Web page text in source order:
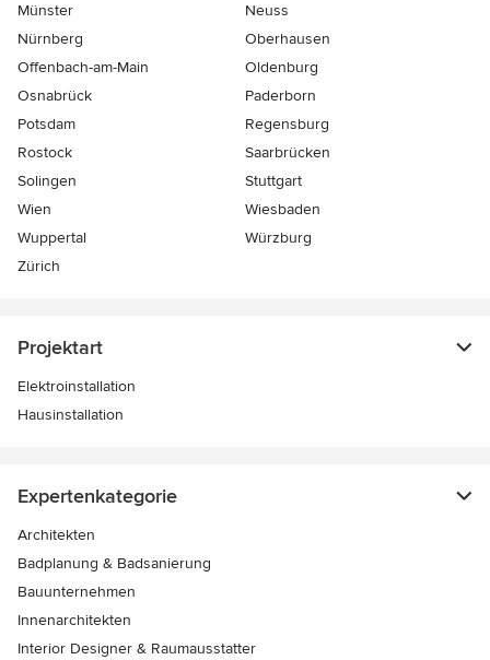
Münster
Neuss
Nürnberg
Oberhausen
Offenbach-am-Main
Oldenburg
Osnabrück
Paderborn
Potsdam
Regensburg
Rostock
Saarbrücken
Solingen
Stuttgart
Wien
Wiesbaden
Wuppertal
Würzburg
Zürich
Projektart
Elektroinstallation
Hausinstallation
Expertenkategorie
Architekten
Badplanung & Badsanierung
Bauunternehmen
Innenarchitekten
Interior Designer & Raumausstatter